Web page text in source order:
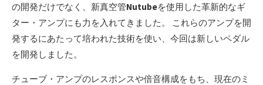
の開発だけでなく、新真空管Nutubeを使用した革新的なギ
ター・アンプにも力を入れてきました。 これらのアンプを開
発するにあたって培われた技術を使い、今回は新しいペダル
を開発しました。
チューブ・アンプのレスポンスや倍音構成をもち、現在のミ